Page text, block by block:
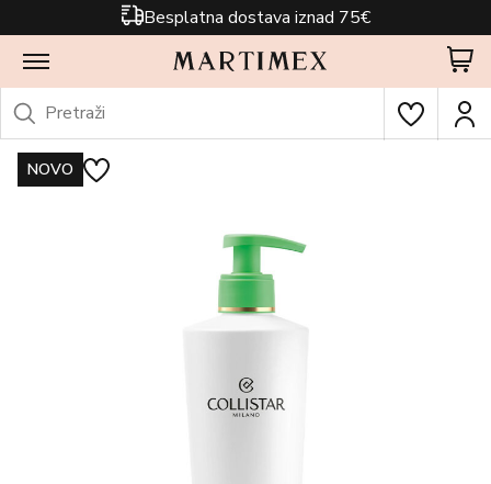
Besplatna dostava iznad 75€
NOVO